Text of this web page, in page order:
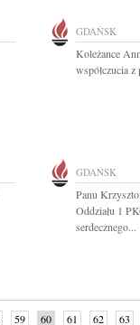
GDAŃSK
Koleżance
współczucia
GDAŃSK
Panu
Oddziału 1
serdecznego...
59 60 61 62 63